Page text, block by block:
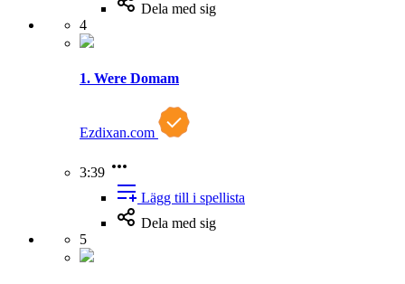
Dela med sig
4
1. Were Domam
Ezdixan.com
3:39
Lägg till i spellista
Dela med sig
5